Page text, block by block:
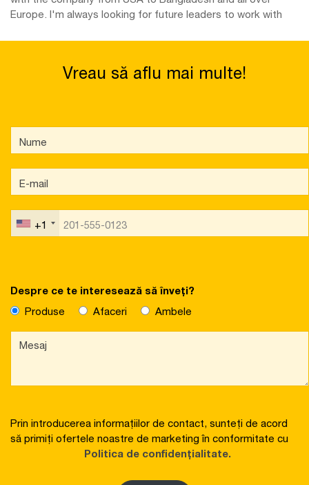
Europe. I'm always looking for future leaders to work with
Vreau să aflu mai multe!
+1
Despre ce te interesează să înveți?
Produse
Afaceri Ambele
Prin introducerea informațiilor de contact, sunteți de acord
să primiți ofertele noastre de marketing în conformitate cu
Politica de confidențialitate.